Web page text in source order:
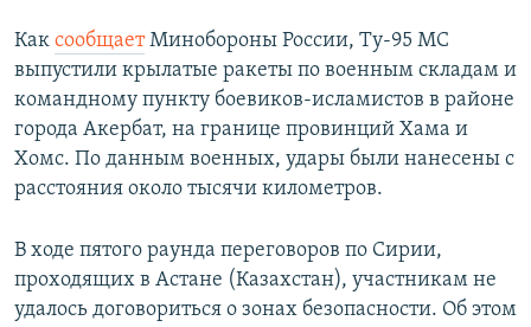
Как сообщаетМинобороны России, Ту-95 МС
выпустили крылатые ракеты по военным складам и
командному пункту боевиков-исламистов в районе
города Акербат, на границе провинций Хама и
Хомс. По данным военных, удары были нанесены с
расстояния около тысячи километров.
В ходе пятого раунда переговоров по Сирии,
проходящих в Астане (Казахстан), участникам не
удалось договориться о зонах безопасности. Об этом